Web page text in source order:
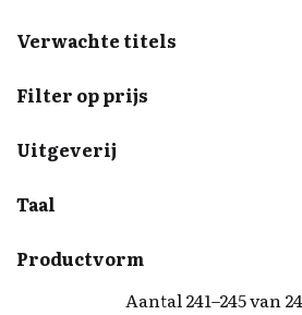
Aantal 241–245 van
Verwachte titels
Filter op prijs
Uitgeverij
Taal
Productvorm